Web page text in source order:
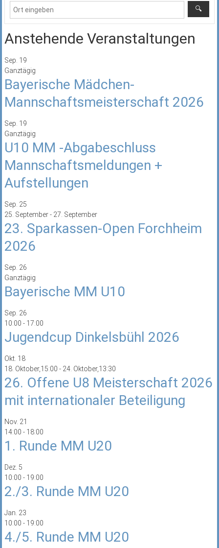
Anstehende Veranstaltungen
Sep. 19
Ganztägig
Bayerische Mädchen-
Mannschaftsmeisterschaft 2026
Sep. 19
Ganztägig
U10 MM -Abgabeschluss
Mannschaftsmeldungen +
Aufstellungen
Sep. 25
25. September- 27. September
23. Sparkassen-Open Forchheim
2026
Sep. 26
Ganztägig
Bayerische MM U10
Sep. 26
10:00 - 17:00
Jugendcup Dinkelsbühl 2026
Okt. 18
18. Oktober,15:00 - 24. Oktober,13:30
26. Offene U8 Meisterschaft 2026
mit internationaler Beteiligung
Nov. 21
14:00 - 18:00
1. Runde MM U20
Dez. 5
10:00 - 19:00
2./3. Runde MM U20
Jan. 23
10:00 - 19:00
4./5. Runde MM U20